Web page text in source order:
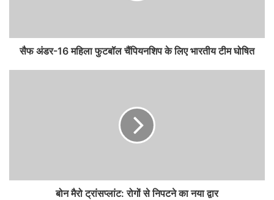
सैफ अंडर-16 महिला फुटबॉल चैंपियनशिप के लिए भारतीय टीम घोषित
बोन मैरो ट्रांसप्लांट: रोगों से निपटने का नया द्वार